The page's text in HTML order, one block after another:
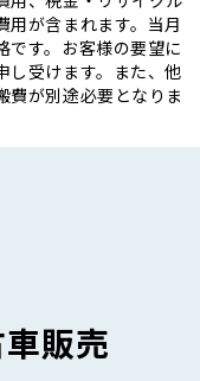
用が含まれます。当月
です。お客様の要望に
し受けます。また、他
費が別途必要となりま
販売